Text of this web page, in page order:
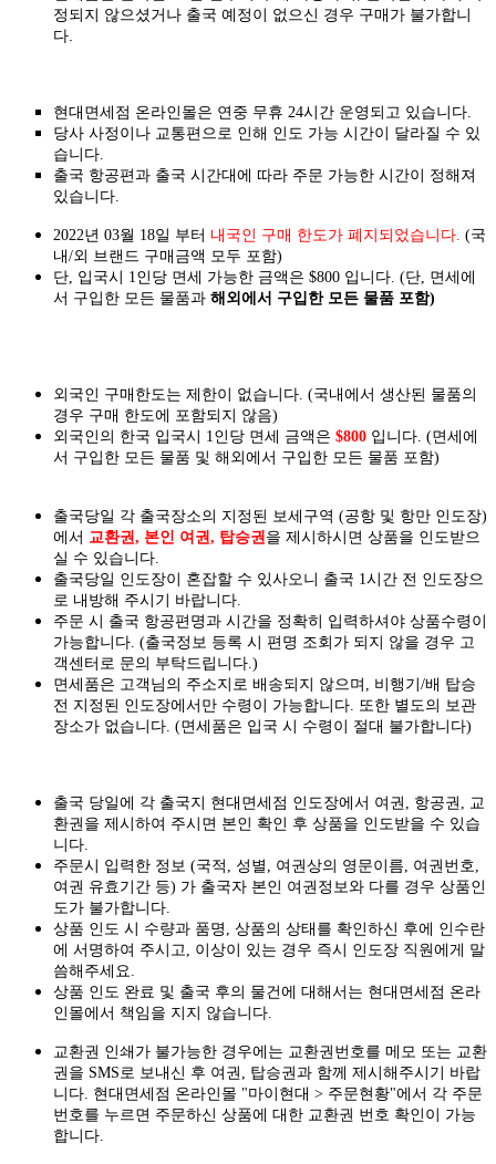
정되지 않으셨거나 출국 예정이 없으신 경우 구매가 불가합니
다.
현대면세점 온라인몰은 연중 무휴 24시간 운영되고 있습니다.
당사 사정이나 교통편으로 인해 인도 가능 시간이 달라질 수 있
습니다.
출국 항공편과 출국 시간대에 따라 주문 가능한 시간이 정해져
있습니다.
2022년 03월 18일 부터 내국인 구매 한도가 폐지되었습니다. (국
내/외 브랜드 구매금액 모두 포함)
단, 입국시 1인당 면세 가능한 금액은 $800 입니다. (단, 면세에
서 구입한 모든 물품과 해외에서 구입한 모든 물품 포함)
외국인 구매한도는 제한이 없습니다. (국내에서 생산된 물품의
경우 구매 한도에 포함되지 않음)
외국인의 한국 입국시 1인당 면세 금액은 $800 입니다. (면세에
서 구입한 모든 물품 및 해외에서 구입한 모든 물품 포함)
출국당일 각 출국장소의 지정된 보세구역 (공항 및 항만 인도장)
에서 교환권, 본인 여권, 탑승권 을 제시하시면 상품을 인도 받으
실 수 있습니다.
출국당일 인도장이 혼잡할 수 있사오니 출국 1시간 전 인도장으
로 내방해 주시기 바랍니다.
주문 시 출국 항공편명과 시간을 정확히 입력하셔야 상품수령이
가능합니다. (출국정보 등록 시 편명 조회가 되지 않을 경우 고
객센터로 문의 부탁드립니다.)
면세품은 고객님의 주소지로 배송되지 않으며, 비행기/배 탑승
전 지정된 인도장에서만 수령이 가능합니다. 또한 별도의 보관
장소가 없습니다. (면세품은 입국 시 수령이 절대 불가합니다)
출국 당일에 각 출국지 현대면세점 인도장에서 여권, 항공권, 교
환권을 제시하여 주시면 본인 확인 후 상품을 인도받을 수 있습
니다.
주문시 입력한 정보 (국적, 성별, 여권상의 영문이름, 여권번호,
여권 유효기간 등) 가 출국자 본인 여권정보와 다를 경우 상품인
도가 불가합니다.
상품 인도 시 수량과 품명, 상품의 상태를 확인하신 후에 인수란
에 서명하여 주시고, 이상이 있는 경우 즉시 인도장 직원에게 말
씀해주세요.
상품 인도 완료 및 출국 후의 물건에 대해서는 현대면세점 온라
인몰에서 책임을 지지 않습니다.
교환권 인쇄가 불가능한 경우에는 교환권번호를 메모 또는 교환
권을 SMS로 보내신 후 여권, 탑승권과 함께 제시해주시기 바랍
니다. 현대면세점 온라인몰 "마이현대 > 주문현황"에서 각 주문
번호를 누르면 주문하신 상품에 대한 교환권 번호 확인이 가능
합니다.